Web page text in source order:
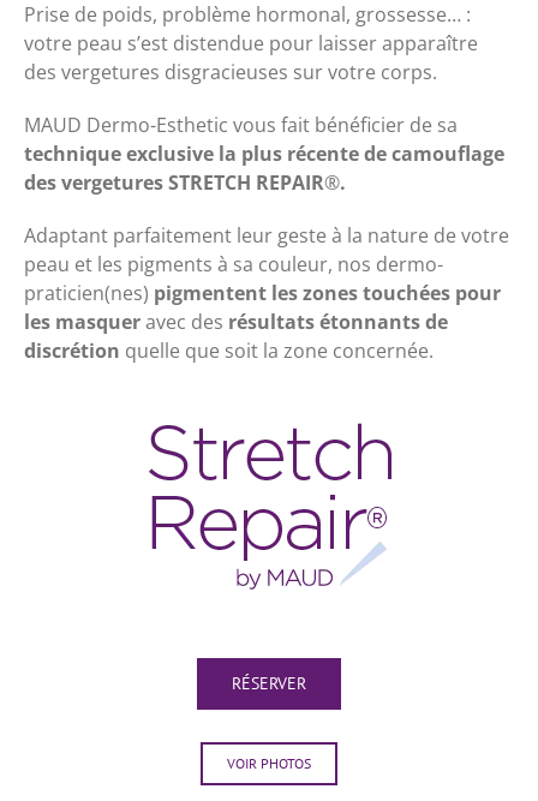
Prise de poids, problème hormonal, grossesse… :
votre peau s’est distendue pour laisser apparaître
des vergetures disgracieuses sur votre corps.
MAUD Dermo-Esthetic vous fait bénéficier de sa
technique exclusive la plus récente de camouflage
des vergetures STRETCH REPAIR®.
Adaptant parfaitement leur geste à la nature de votre
peau et les pigments à sa couleur, nos dermo-
praticien(nes) pigmentent les zones touchées pour
les masqueravec des résultats étonnants de
discrétion quelle que soit la zone concernée.
RÉSERVER
VOIR PHOTOS